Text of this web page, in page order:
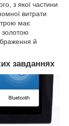
з якої частини
витрати
має
золотою
й
завданнях